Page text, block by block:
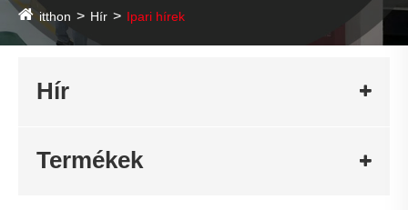
itthon Hír Ipari hírek
Hír
Termékek